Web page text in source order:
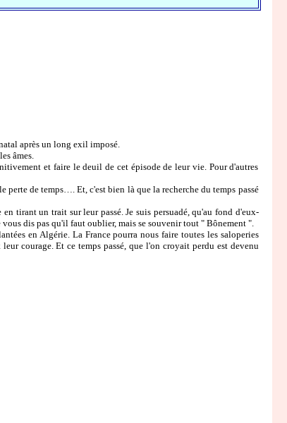
après un long exil imposé.
âmes.
et faire le deuil de cet épisode de leur vie. Pour d'autres
perte de temps…. Et, c'est bien là que la recherche du temps passé
tirant un trait sur leur passé. Je suis persuadé, qu'au fond d'eux-
dis pas qu'il faut oublier, mais se souvenir tout " Bônement ".
en Algérie. La France pourra nous faire toutes les saloperies
courage. Et ce temps passé, que l'on croyait perdu est devenu